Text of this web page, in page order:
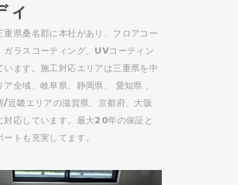
ィ
重県桑名郡に本社があり、フロアコー
ガラスコーティング、UVコーティン
います。施工対応エリアは三重県を中
ア全域、岐阜県、静岡県、 愛知県 、
/近畿エリアの滋賀県、京都府、大阪
対応しています。最大20年の保証と
トも充実してます。